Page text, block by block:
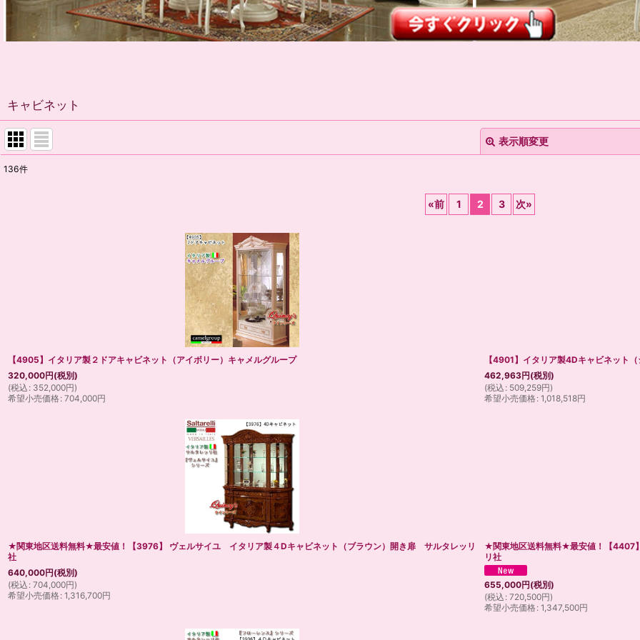
キャビネット
表示順変更
136件
«前 1 2 3 次»
【4905】イタリア製２ドアキャビネット（アイボリー）キャメルグループ
320,000円(税別)
(税込 : 352,000円)
希望小売価格: 704,000円
【4901】イタリア製4Dキャビネット
462,963円(税別)
(税込 : 509,259円)
希望小売価格: 1,018,518円
★関東地区送料無料★最安値！【3976】 ヴェルサイユ イタリア製４Dキャビネット（ブラウン）開き扉 サルタレッリ
社
640,000円(税別)
(税込 : 704,000円)
希望小売価格: 1,316,700円
★関東地区送料無料★最安値！【4407
リ社
655,000円(税別)
(税込 : 720,500円)
希望小売価格: 1,347,500円